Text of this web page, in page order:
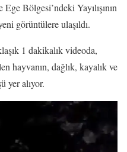
Bölgesi’ndeki Yayılışının
görüntülere ulaşıldı.
1 dakikalık videoda,
hayvanın, dağlık, kayalık ve
yer alıyor.